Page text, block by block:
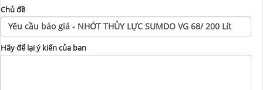
Chủ đề
Hãy để lại ý kiến của ban